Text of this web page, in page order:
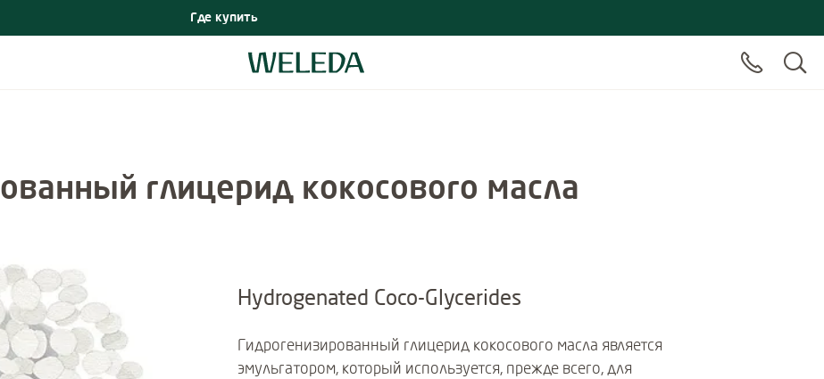
Где купить
глицерид кокосового масла
Hydrogenated Coco-Glycerides
Гидрогенизированный глицерид кокосового масла является
эмульгатором, который используется, прежде всего, для